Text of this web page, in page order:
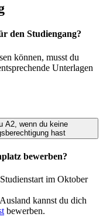
den Studiengang?
können, musst du
Unterlagen
A2, wenn du keine
hast
bewerben?
im Oktober
kannst du dich
bewerben.